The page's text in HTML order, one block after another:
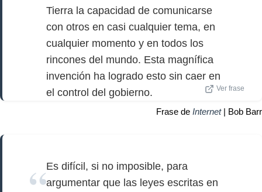
Tierra la capacidad de comunicarse
con otros en casi cualquier tema, en
cualquier momento y en todos los
rincones del mundo. Esta magnífica
invención ha logrado esto sin caer en
el control del gobierno.
Ver frase
Frase de Internet| Bob Barr
Es difícil, si no imposible, para
argumentar que las leyes escritas en